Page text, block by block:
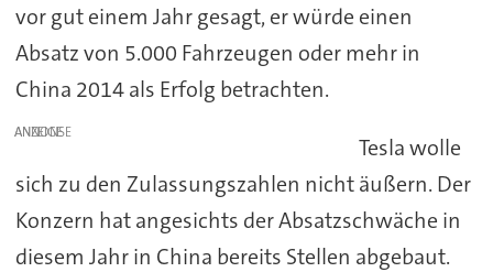
vor gut einem Jahr gesagt, er würde einen
Absatz von 5.000 Fahrzeugen oder mehr in
China 2014 als Erfolg betrachten.
ANZEIGE
Tesla wolle
sich zu den Zulassungszahlen nicht äußern. Der
Konzern hat angesichts der Absatzschwäche in
diesem Jahr in China bereits Stellen abgebaut.